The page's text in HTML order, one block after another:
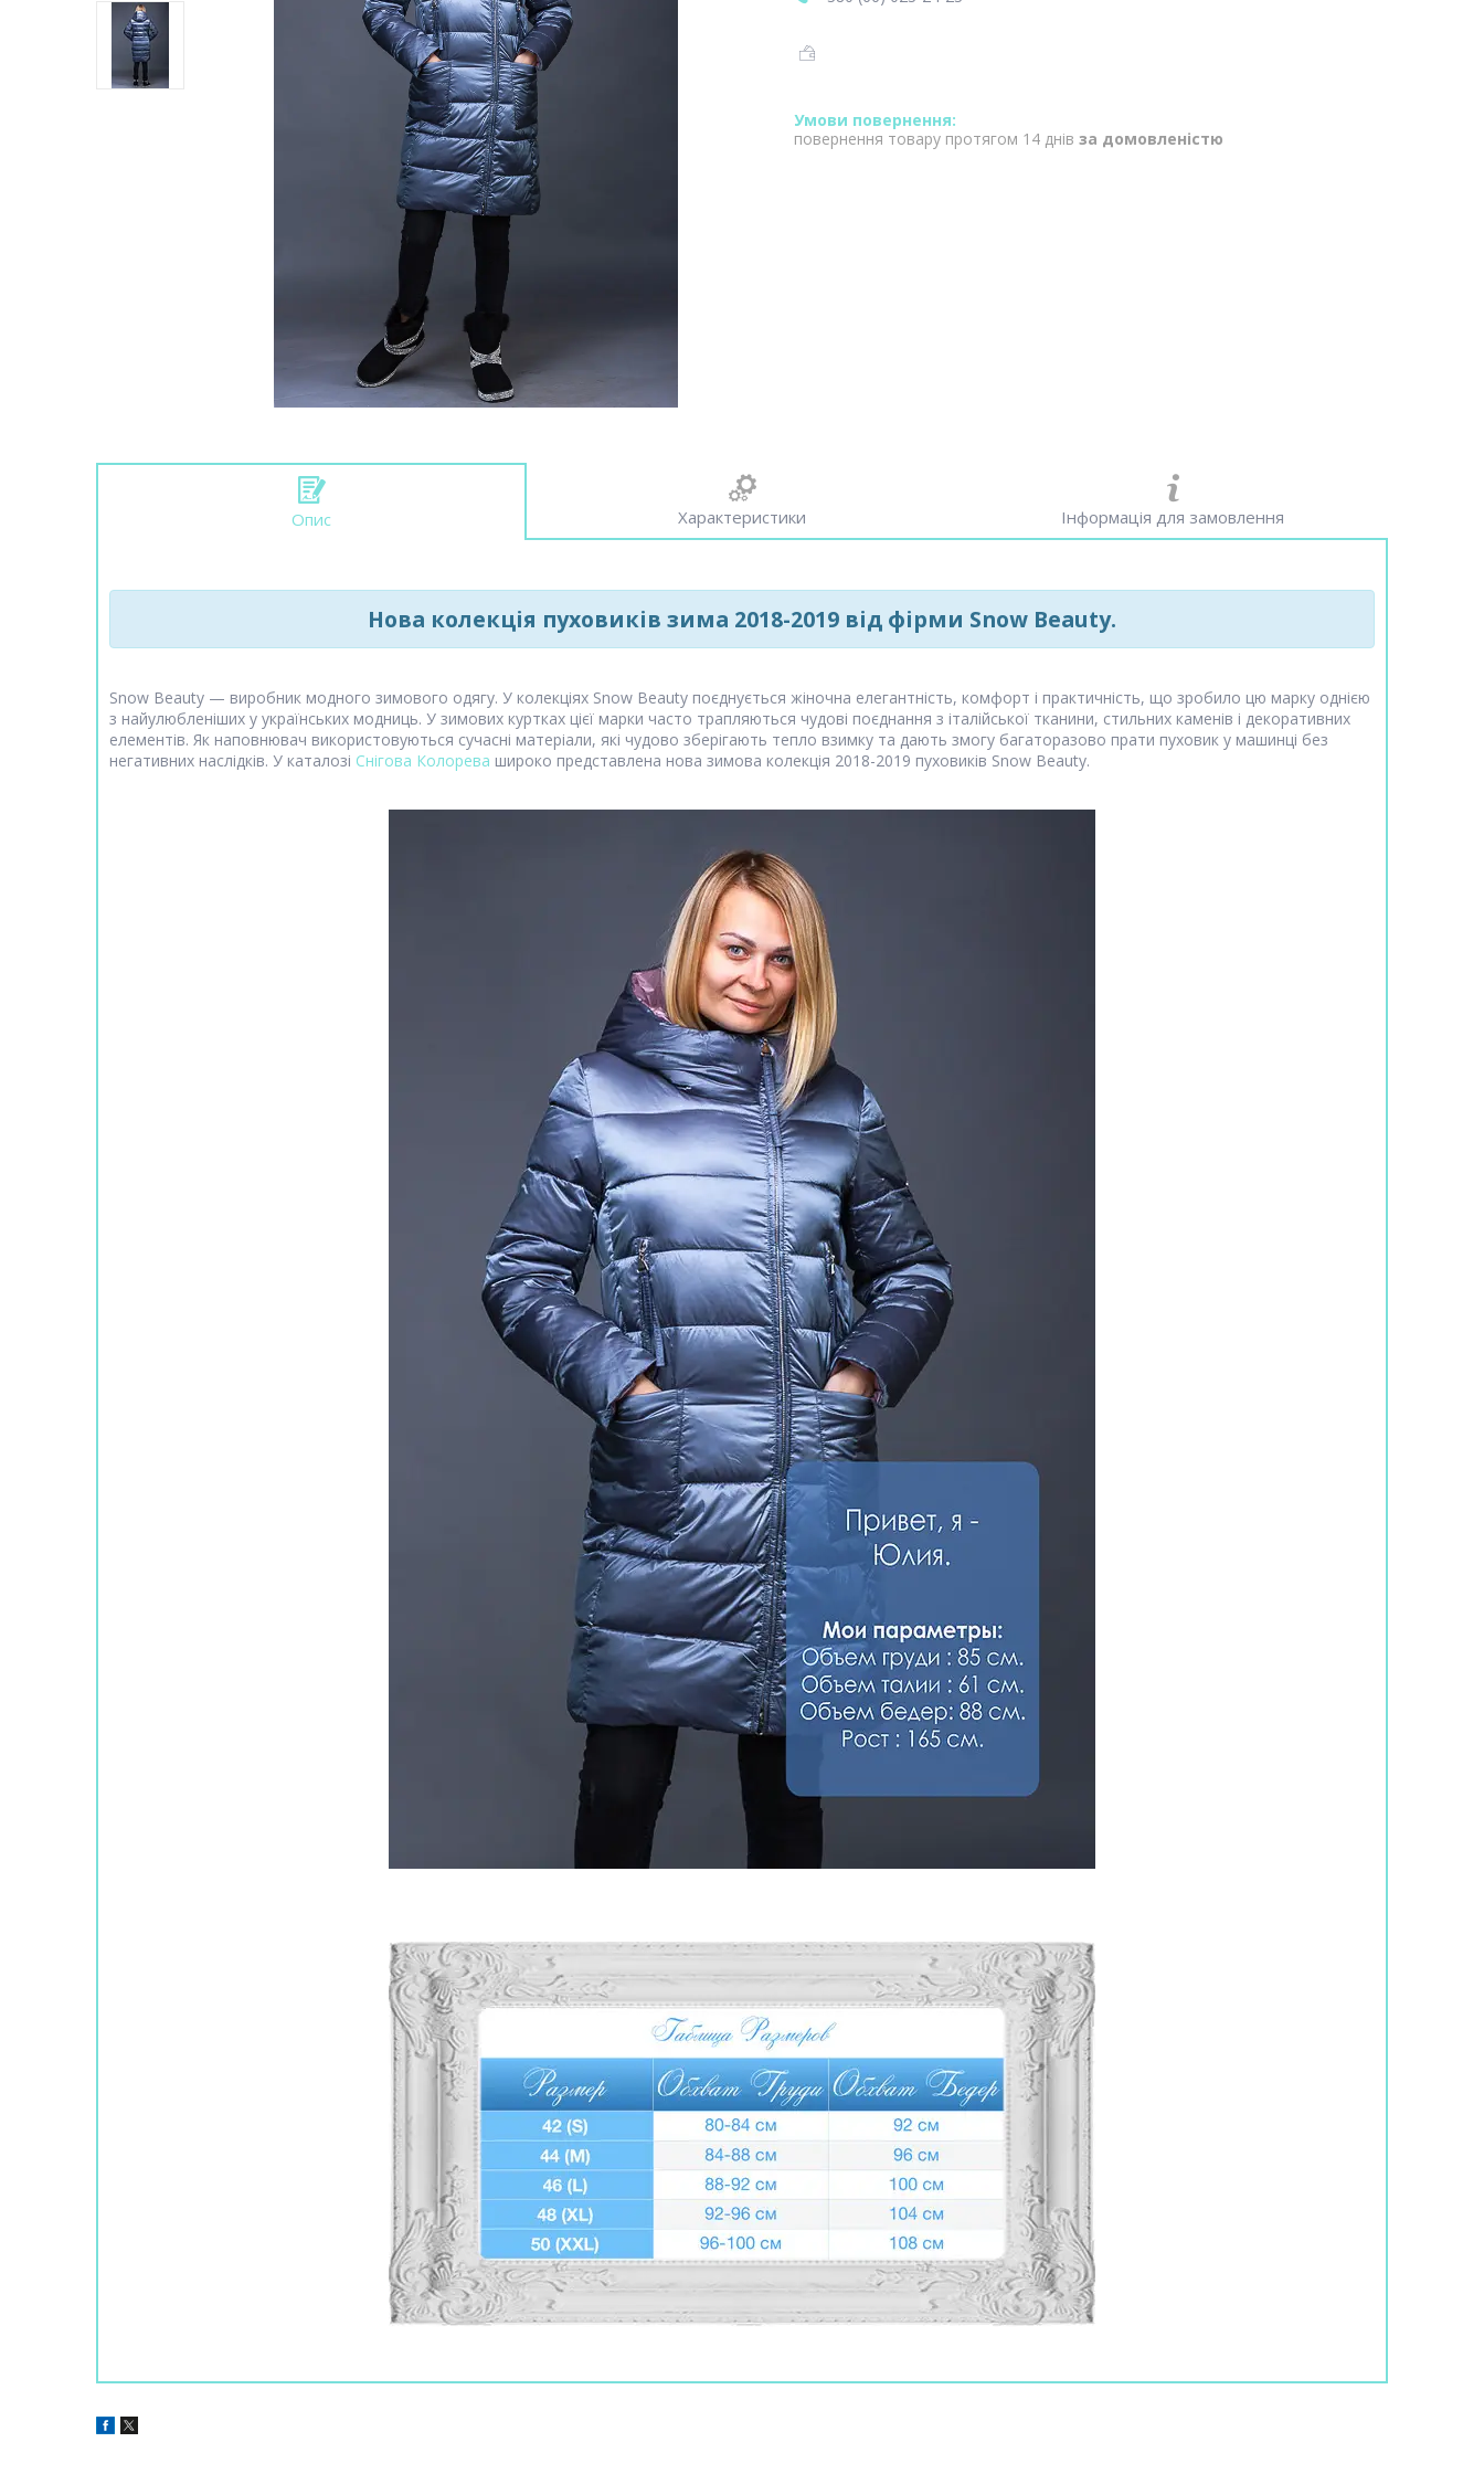
повернення товару протягом 14 днів за домовленістю
Опис Характеристики Інформація для замовлення
Нова колекція пуховиків зима 2018-2019 від фірми Snow Beauty.
Snow Beauty — виробник модного зимового одягу. У колекціях Snow Beauty поєднується жіночна елегантність, комфорт і практичність, що зробило цю марку однією
з найулюбленіших у українських модниць. У зимових куртках цієї марки часто трапляються чудові поєднання з італійської тканини, стильних каменів і декоративних
елементів. Як наповнювач використовуються сучасні матеріали, які чудово зберігають тепло взимку та дають змогу багаторазово прати пуховик у машинці без
негативних наслідків. У каталозі Снігова Колорева широко представлена нова зимова колекція 2018-2019 пуховиків Snow Beauty.